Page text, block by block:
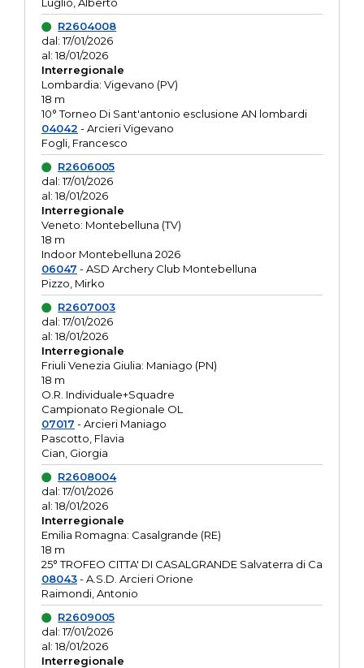
R2604008
dal: 17/01/2026
al: 18/01/2026
Interregionale
Lombardia: Vigevano (PV)
18 m
10° Torneo Di Sant'antonio esclusione AN lombardi
04042 - Arcieri Vigevano
Fogli, Francesco
R2606005
dal: 17/01/2026
al: 18/01/2026
Interregionale
Veneto: Montebelluna (TV)
18 m
Indoor Montebelluna 2026
06047 - ASD Archery Club Montebelluna
Pizzo, Mirko
R2607003
dal: 17/01/2026
al: 18/01/2026
Interregionale
Friuli Venezia Giulia: Maniago (PN)
18 m
O.R. Individuale+Squadre
Campionato Regionale OL
07017 - Arcieri Maniago
Pascotto, Flavia
Cian, Giorgia
R2608004
dal: 17/01/2026
al: 18/01/2026
Interregionale
Emilia Romagna: Casalgrande (RE)
18 m
25° TROFEO CITTA' DI CASALGRANDE Salvaterra di Ca
08043- A.S.D. Arcieri Orione
Raimondi, Antonio
R2609005
dal: 17/01/2026
al: 18/01/2026
Interregionale